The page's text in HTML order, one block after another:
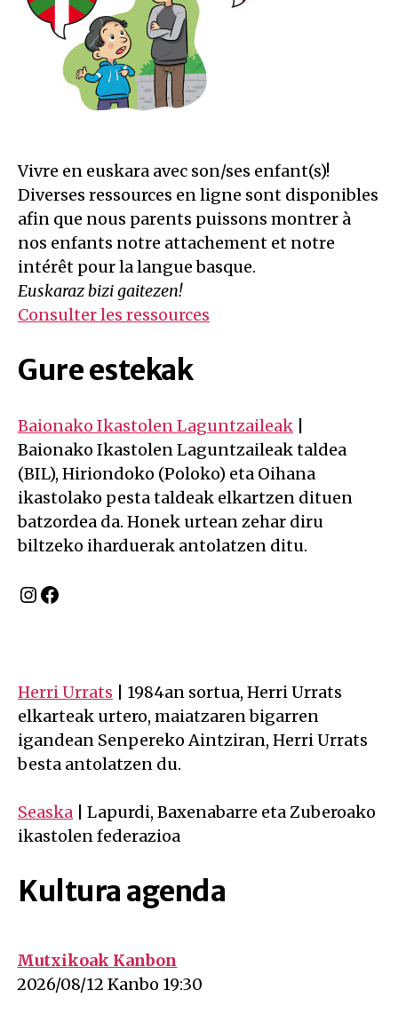
Vivre en euskara avec son/ses enfant(s)!
Diverses ressources en ligne sont disponibles
afin que nous parents puissons montrer à
nos enfants notre attachement et notre
intérêt pour la langue basque.
Euskaraz bizi gaitezen!
Consulter les ressources
Gure estekak
Baionako Ikastolen Laguntzaileak
Baionako Ikastolen Laguntzaileak taldea
(BIL), Hiriondoko (Poloko) eta Oihana
ikastolako pesta taldeak elkartzen dituen
batzordea da. Honek urtean zehar diru
biltzeko iharduerak antolatzen ditu.
Instagram
Facebook
Herri Urrats | 1984an sortua, Herri Urrats
elkarteak urtero, maiatzaren bigarren
igandean Senpereko Aintziran, Herri Urrats
besta antolatzen du.
Seaska | Lapurdi, Baxenabarre eta Zuberoako
ikastolen federazioa
Kultura agenda
Mutxikoak Kanbon
on 2026-08-12 at 0h00
2026/08/12 Kanbo 19:30